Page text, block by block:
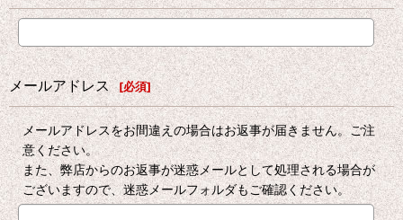
メールアドレス [必須]
メールアドレスをお間違えの場合はお返事が届きません。ご注
意ください。
また、弊店からのお返事が迷惑メールとして処理される場合が
ございますので、迷惑メールフォルダもご確認ください。